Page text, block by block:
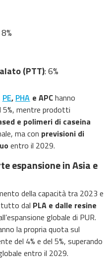
(PTT): 6%
PE, PHA e APChanno
mentre prodotti
e polimeri di caseina
ma con previsioni di
entro il 2029.
espansione in Asia e
della capacità tra 2023 e
dal PLA e dalle resine
globale di PUR.
la propria quota sul
del 4% e del 5%, superando
entro il 2029.